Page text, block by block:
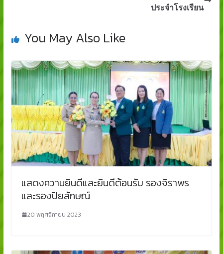
ประจำโรงเรียน
You May Also Like
แสดงความยินดีและยินดีต้อนรับ รองจิราพร
และรองปิยลักษณ์
20 พฤศจิกายน 2023